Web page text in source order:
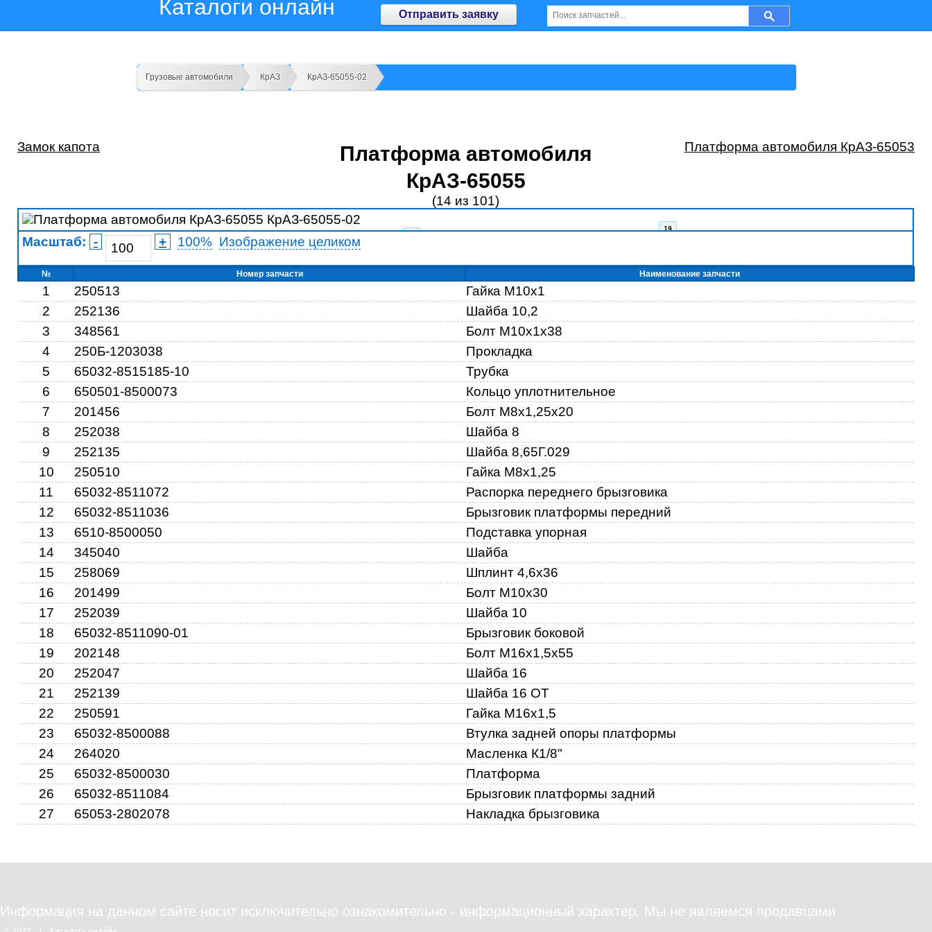
Каталоги онлайн Отправить заявку
Грузовые автомобили КрАЗ КрАЗ-65055-02
Замок капота
Платформа автомобиля
КрАЗ-65055
(14 из 101)
Платформа автомобиля КрАЗ-65053
1
2
2
3
4
5
6
9
10
12
16
17
18
19
22
Масштаб: - + 100% Изображение целиком
№ Номер запчасти Наименование запчасти
1 250513
Гайка М10х1
2
252136
Шайба 10,2
3
348561
Болт М10х1х38
4
250Б-1203038
Прокладка
5
65032-8515185-10
Трубка
6
650501-8500073
Кольцо уплотнительное
7
201456
Болт М8х1,25х20
8
252038
Шайба 8
9
252135
Шайба 8,65Г.029
10
250510
Гайка М8х1,25
11
65032-8511072
Распорка переднего брызговика
12
65032-8511036
Брызговик платформы передний
13
6510-8500050
Подставка упорная
14
345040
Шайба
15
258069
Шплинт 4,6х36
16
201499
Болт М10х30
17
252039
Шайба 10
18
65032-8511090-01
Брызговик боковой
19
202148
Болт М16х1,5х55
20
252047
Шайба 16
21
252139
Шайба 16 ОТ
22
250591
Гайка М16х1,5
23
65032-8500088
Втулка задней опоры платформы
24
264020
Масленка К1/8"
25
65032-8500030
Платформа
26
65032-8511084
Брызговик платформы задний
27
65053-2802078 Накладка брызговика
Информация на данном сайте носит исключительно ознакомительно - информационный характер. Мы не являемся продавцами.